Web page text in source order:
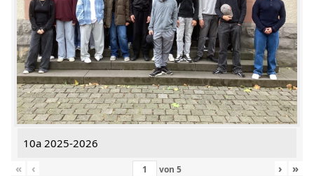
10a 2025-2026
«
‹ von 5 › »